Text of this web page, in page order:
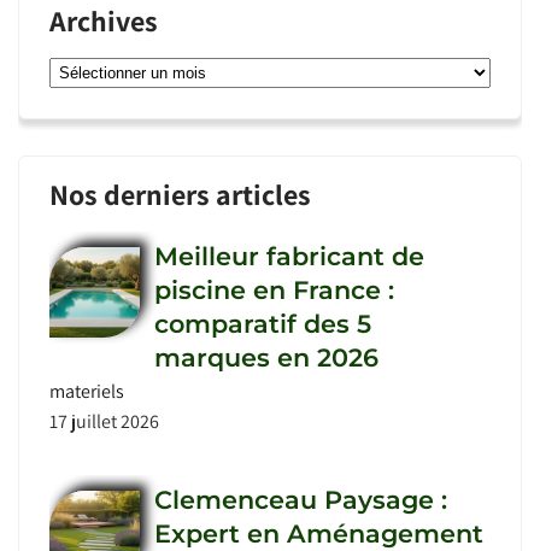
Archives
Archives
Nos derniers articles
Meilleur fabricant de
piscine en France :
comparatif des 5
marques en 2026
materiels
17 juillet 2026
Clemenceau Paysage :
Expert en Aménagement